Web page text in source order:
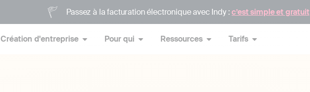
Passez à la facturation électronique avec Indy :c’est simple et gratuit
Création d'entreprise Pour qui Ressources Tarifs